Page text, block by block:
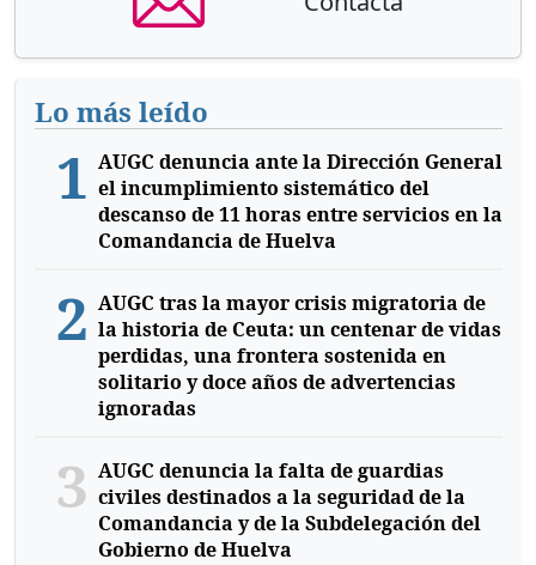
Lo más leído
1 AUGC denuncia ante la Dirección General
el incumplimiento sistemático del
descanso de 11 horas entre servicios en la
Comandancia de Huelva
2 AUGC tras la mayor crisis migratoria de
la historia de Ceuta: un centenar de vidas
perdidas, una frontera sostenida en
solitario y doce años de advertencias
ignoradas
3 AUGC denuncia la falta de guardias
civiles destinados a la seguridad de la
Comandancia y de la Subdelegación del
Gobierno de Huelva